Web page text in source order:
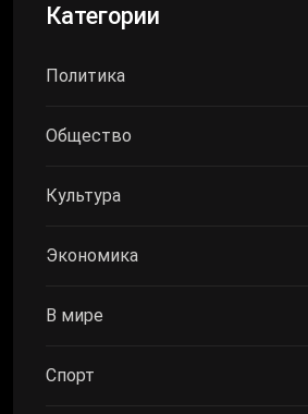
Категории
Политика
Общество
Культура
Экономика
В мире
Спорт